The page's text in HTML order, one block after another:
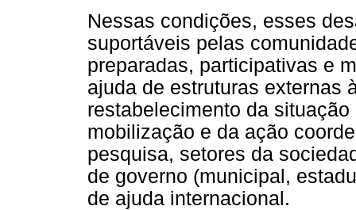
Nessas condições, esses
suportáveis pelas
preparadas, participativas e
ajuda de estruturas externas
restabelecimento da
mobilização e da ação
pesquisa, setores da
de governo (municipal,
de ajuda internacional.